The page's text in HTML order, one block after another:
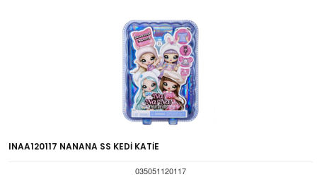
INAA120117 NANANA SS KEDİ KATİE
035051120117